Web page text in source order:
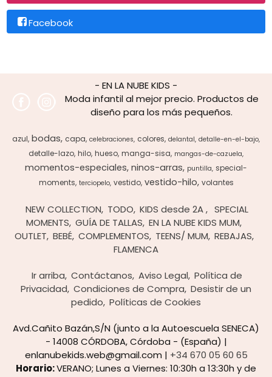
Facebook
- EN LA NUBE KIDS -
Moda infantil al mejor precio. Productos de
diseño para los más pequeños.
azul bodas capa celebraciones colores delantal detalle-en-el-bajo
detalle-lazo hilo hueso manga-sisa mangas-de-cazuela
momentos-especiales ninos-arras puntilla special-
moments terciopelo vestido vestido-hilo volantes
NEW COLLECTION TODO KIDS desde 2A
SPECIAL
MOMENTS GUÍA DE TALLAS EN LA NUBE KIDS MUM
OUTLET BEBÉ COMPLEMENTOS TEENS/ MUM REBAJAS
FLAMENCA
Ir arriba Contáctanos Aviso Legal Política de
Privacidad Condiciones de Compra Desistir de un
pedido Políticas de Cookies
Avd.Cañito Bazán,S/N (junto a la Autoescuela SENECA)
- 14008 CÓRDOBA, Córdoba - (España) |
enlanubekids.web@gmail.com | +34 670 05 60 65
Horario:VERANO; Lunes a Viernes: 10:30h a 13:30h y de